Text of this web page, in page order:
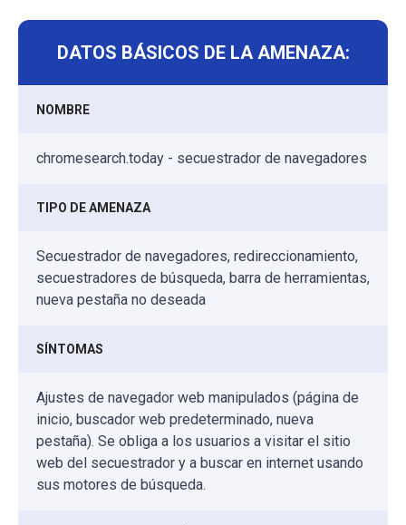
DATOS BÁSICOS DE LA AMENAZA:
NOMBRE
chromesearch.today - secuestrador de navegadores
TIPO DE AMENAZA
Secuestrador de navegadores, redireccionamiento,
secuestradores de búsqueda, barra de herramientas,
nueva pestaña no deseada
SÍNTOMAS
Ajustes de navegador web manipulados (página de
inicio, buscador web predeterminado, nueva
pestaña). Se obliga a los usuarios a visitar el sitio
web del secuestrador y a buscar en internet usando
sus motores de búsqueda.